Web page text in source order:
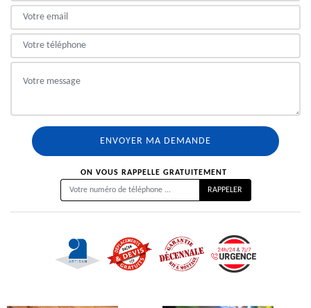
ON VOUS RAPPELLE GRATUITEMENT